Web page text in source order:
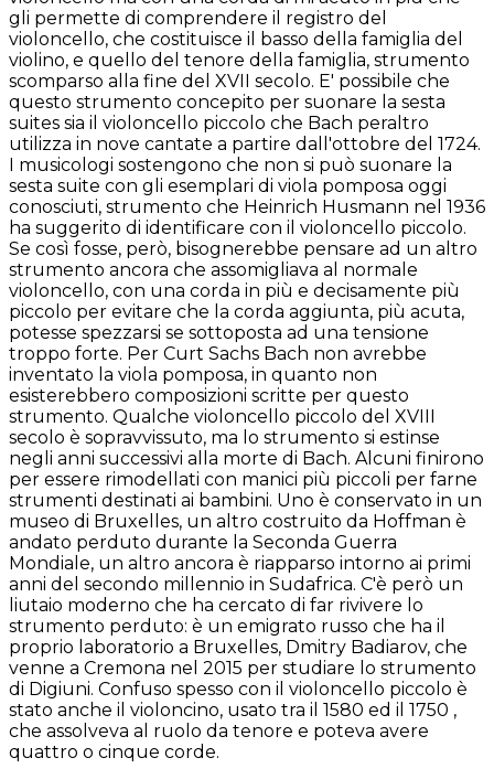
gli permette di comprendere il registro del
violoncello, che costituisce il basso della famiglia del
violino, e quello del tenore della famiglia, strumento
scomparso alla fine del XVII secolo. E' possibile che
questo strumento concepito per suonare la sesta
suites sia il violoncello piccolo che Bach peraltro
utilizza in nove cantate a partire dall'ottobre del 1724.
I musicologi sostengono che non si può suonare la
sesta suite con gli esemplari di viola pomposa oggi
conosciuti, strumento che Heinrich Husmann nel 1936
ha suggerito di identificare con il violoncello piccolo.
Se così fosse, però, bisognerebbe pensare ad un altro
strumento ancora che assomigliava al normale
violoncello, con una corda in più e decisamente più
piccolo per evitare che la corda aggiunta, più acuta,
potesse spezzarsi se sottoposta ad una tensione
troppo forte. Per Curt Sachs Bach non avrebbe
inventato la viola pomposa, in quanto non
esisterebbero composizioni scritte per questo
strumento. Qualche violoncello piccolo del XVIII
secolo è sopravvissuto, ma lo strumento si estinse
negli anni successivi alla morte di Bach. Alcuni finirono
per essere rimodellati con manici più piccoli per farne
strumenti destinati ai bambini. Uno è conservato in un
museo di Bruxelles, un altro costruito da Hoffman è
andato perduto durante la Seconda Guerra
Mondiale, un altro ancora è riapparso intorno ai primi
anni del secondo millennio in Sudafrica. C'è però un
liutaio moderno che ha cercato di far rivivere lo
strumento perduto: è un emigrato russo che ha il
proprio laboratorio a Bruxelles, Dmitry Badiarov, che
venne a Cremona nel 2015 per studiare lo strumento
di Digiuni. Confuso spesso con il violoncello piccolo è
stato anche il violoncino, usato tra il 1580 ed il 1750 ,
che assolveva al ruolo da tenore e poteva avere
quattro o cinque corde.